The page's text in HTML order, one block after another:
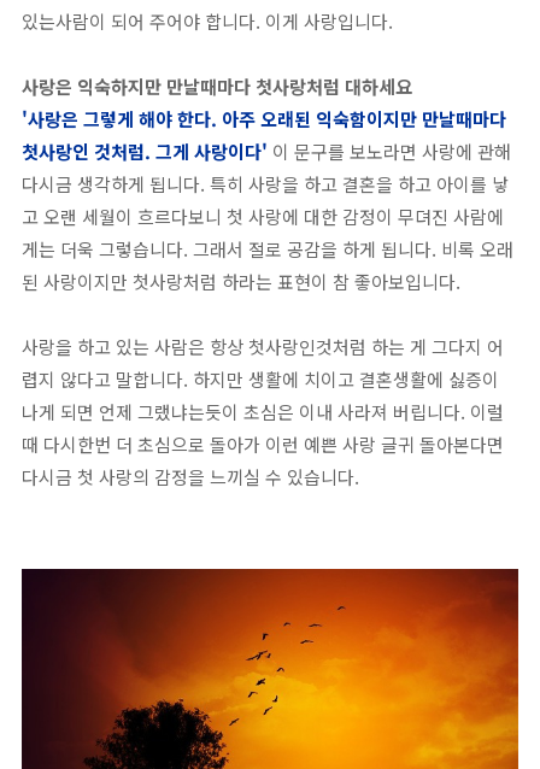
있는사람이 되어 주어야 합니다. 이게 사랑입니다.
사랑은 익숙하지만 만날때마다 첫사랑처럼 대하세요
'사랑은 그렇게 해야 한다. 아주 오래된 익숙함이지만 만날때마다
첫사랑인 것처럼. 그게 사랑이다' 이 문구를 보노라면 사랑에 관해
다시금 생각하게 됩니다. 특히 사랑을 하고 결혼을 하고 아이를 낳
고 오랜 세월이 흐르다보니 첫 사랑에 대한 감정이 무뎌진 사람에
게는 더욱 그렇습니다. 그래서 절로 공감을 하게 됩니다. 비록 오래
된 사랑이지만 첫사랑처럼 하라는 표현이 참 좋아보입니다.
사랑을 하고 있는 사람은 항상 첫사랑인것처럼 하는 게 그다지 어
렵지 않다고 말합니다. 하지만 생활에 치이고 결혼생활에 싫증이
나게 되면 언제 그랬냐는듯이 초심은 이내 사라져 버립니다. 이럴
때 다시한번 더 초심으로 돌아가 이런 예쁜 사랑 글귀 돌아본다면
다시금 첫 사랑의 감정을 느끼실 수 있습니다.